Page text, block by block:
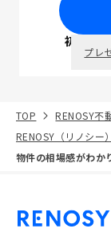
初回面談
プレ
TOP RENOSY不
RENOSY（リノシー
物件の相場感がわか